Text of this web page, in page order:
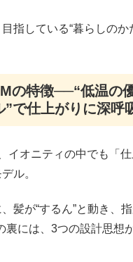
指している“暮らしのか
の特徴──“低温の
”で仕上がりに深呼
イオニティの中でも「仕
ル。
髪が“するん”と動き、
には、3つの設計思想